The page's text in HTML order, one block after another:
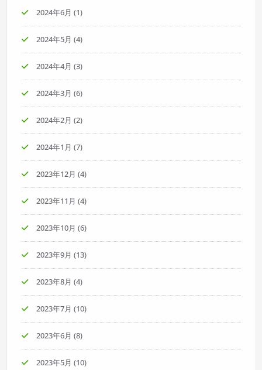
2024年6月 (1)
2024年5月 (4)
2024年4月 (3)
2024年3月 (6)
2024年2月 (2)
2024年1月 (7)
2023年12月 (4)
2023年11月 (4)
2023年10月 (6)
2023年9月 (13)
2023年8月 (4)
2023年7月 (10)
2023年6月 (8)
2023年5月 (10)